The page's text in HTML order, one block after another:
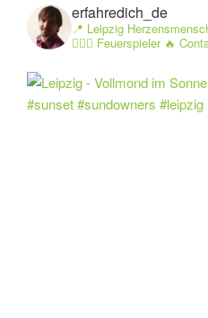
erfahredich_de
📍 Leipzig
🧘🏻‍♂️ Feuerspieler 🔥